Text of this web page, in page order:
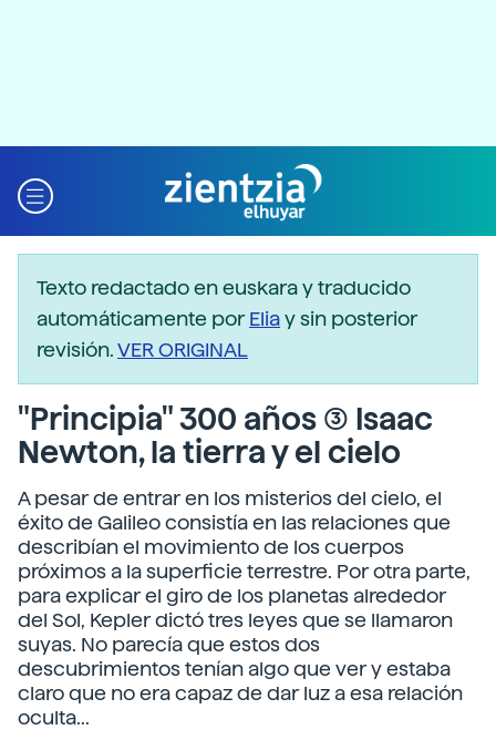
Texto redactado en euskara y traducido
automáticamente porEliay sin posterior
revisión.VER ORIGINAL
"Principia" 300 años (3) Isaac
Newton, la tierra y el cielo
A pesar de entrar en los misterios del cielo, el
éxito de Galileo consistía en las relaciones que
describían el movimiento de los cuerpos
próximos a la superficie terrestre. Por otra parte,
para explicar el giro de los planetas alrededor
del Sol, Kepler dictó tres leyes que se llamaron
suyas. No parecía que estos dos
descubrimientos tenían algo que ver y estaba
claro que no era capaz de dar luz a esa relación
oculta...